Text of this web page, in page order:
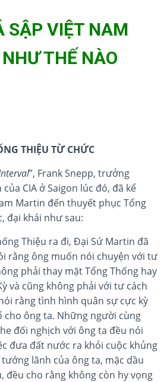
SẬP VIỆT NAM
THẾ NÀO
THIỆU TỪ CHỨC
”, Frank Snepp, trưởng
CIA ở Saigon lúc đó, đã kể
Martin đến thuyết phục Tổng
đại khái như sau:
Thiệu ra đi, Đại Sứ Martin đã
rằng ông muốn nói chuyện với tư
phải thay mặt Tổng Thống hay
và cũng không phải với tư cách
rằng tình hình quân sự cực kỳ
cho ông ta. Những người cùng
đối nghịch với ông ta đều nói
đưa đất nước ra khỏi cuộc khủng
lãnh của ông ta, mặc dầu
đều cho rằng không còn hy vọng